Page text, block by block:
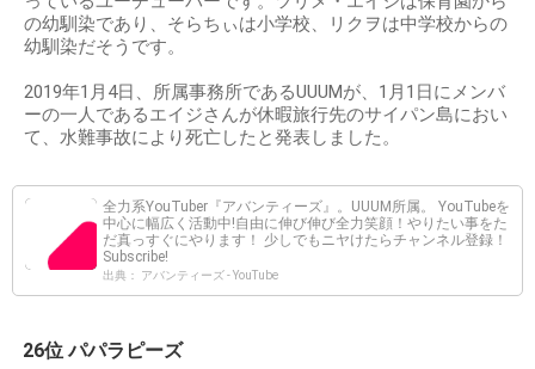
の幼馴染であり、そらちぃは小学校、リクヲは中学校からの
幼馴染だそうです。
2019年1月4日、所属事務所であるUUUMが、1月1日にメンバ
ーの一人であるエイジさんが休暇旅行先のサイパン島におい
て、水難事故により死亡したと発表しました。
全力系YouTuber『アバンティーズ』。UUUM所属。 YouTubeを
中心に幅広く活動中!自由に伸び伸び全力笑顔！やりたい事をた
だ真っすぐにやります！ 少しでもニヤけたらチャンネル登録！
Subscribe!
出典： アバンティーズ - YouTube
26位 パパラピーズ